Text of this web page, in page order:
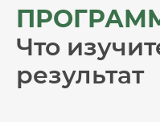
Что
результат